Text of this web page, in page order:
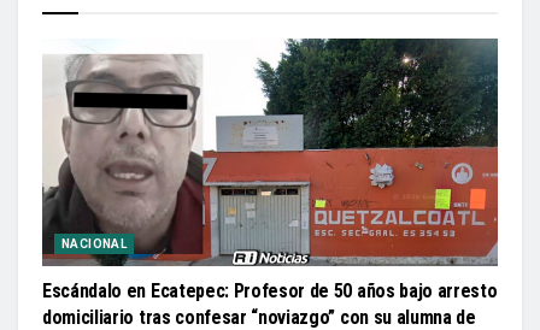
NACIONAL
Escándalo en Ecatepec: Profesor de 50 años bajo arresto
domiciliario tras confesar “noviazgo” con su alumna de